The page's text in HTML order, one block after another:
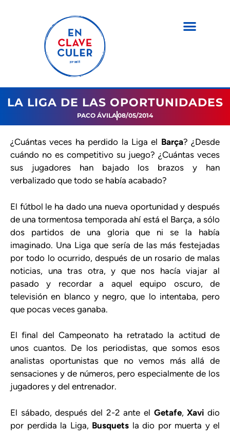
LA LIGA DE LAS OPORTUNIDADES
PACO ÁVILA08/05/2014
¿Cuántas veces ha perdido la Liga el Barça? ¿Desde
cuándo no es competitivo su juego? ¿Cuántas veces
sus jugadores han bajado los brazos y han
verbalizado que todo se había acabado?
El fútbol le ha dado una nueva oportunidad y después
de una tormentosa temporada ahí está el Barça, a sólo
dos partidos de una gloria que ni se la había
imaginado. Una Liga que sería de las más festejadas
por todo lo ocurrido, después de un rosario de malas
noticias, una tras otra, y que nos hacía viajar al
pasado y recordar a aquel equipo oscuro, de
televisión en blanco y negro, que lo intentaba, pero
que pocas veces ganaba.
El final del Campeonato ha retratado la actitud de
unos cuantos. De los periodistas, que somos esos
analistas oportunistas que no vemos más allá de
sensaciones y de números, pero especialmente de los
jugadores y del entrenador.
El sábado, después del 2-2 ante el Getafe,Xavi dio
por perdida la Liga, Busquets la dio por muerta y el